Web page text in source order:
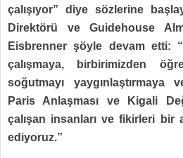
çalışıyor” diye sözlerine
Direktörü ve Guidehouse
Eisbrenner şöyle devam etti:
çalışmaya, birbirimizden
soğutmayı yaygınlaştırmaya
Paris Anlaşması ve Kigali
çalışan insanları ve fikirleri bir
ediyoruz.”